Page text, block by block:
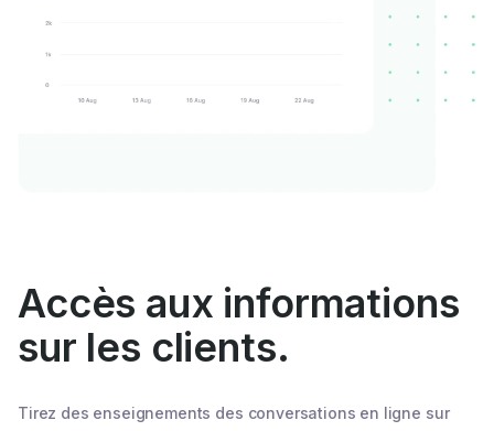
Accès aux informations
sur les clients.
Tirez des enseignements des conversations en ligne sur